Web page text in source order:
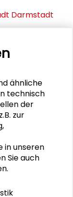
Darmstadt
ähnliche
technisch
der
zur
in unseren
Sie auch